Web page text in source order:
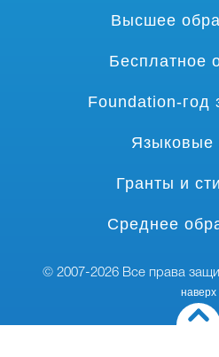
Высшее
Бесплатное
Foundation-год
Языковые
Гранты и
Среднее
© 2007-2026 Все права
наверх